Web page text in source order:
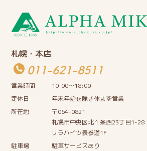
札幌・本店
011-621-8511
営業時間
10:00〜18:00
定休日
年末年始を除き休まず営業
所在地
〒064-0821
札幌市中央区北１条西23丁目1-28
リラハイツ表参道1F
駐車場
駐車サービスあり